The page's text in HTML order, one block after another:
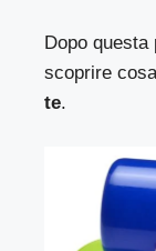
Dopo
scoprire
te.